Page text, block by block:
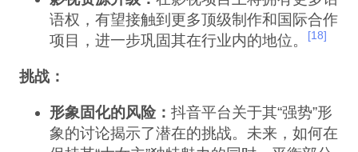
语权，有望接触到更多顶级制作和国际合作
项目，进一步巩固其在行业内的地位。
[18]
挑战：
形象固化的风险：抖音平台关于其“强势”形
象的讨论揭示了潜在的挑战。未来，如何在